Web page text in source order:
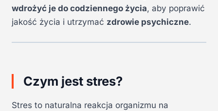
wdrożyć je do codziennego życia, aby poprawić
jakość życia i utrzymać zdrowie psychiczne.
Czym jest stres?
Stres to naturalna reakcja organizmu na